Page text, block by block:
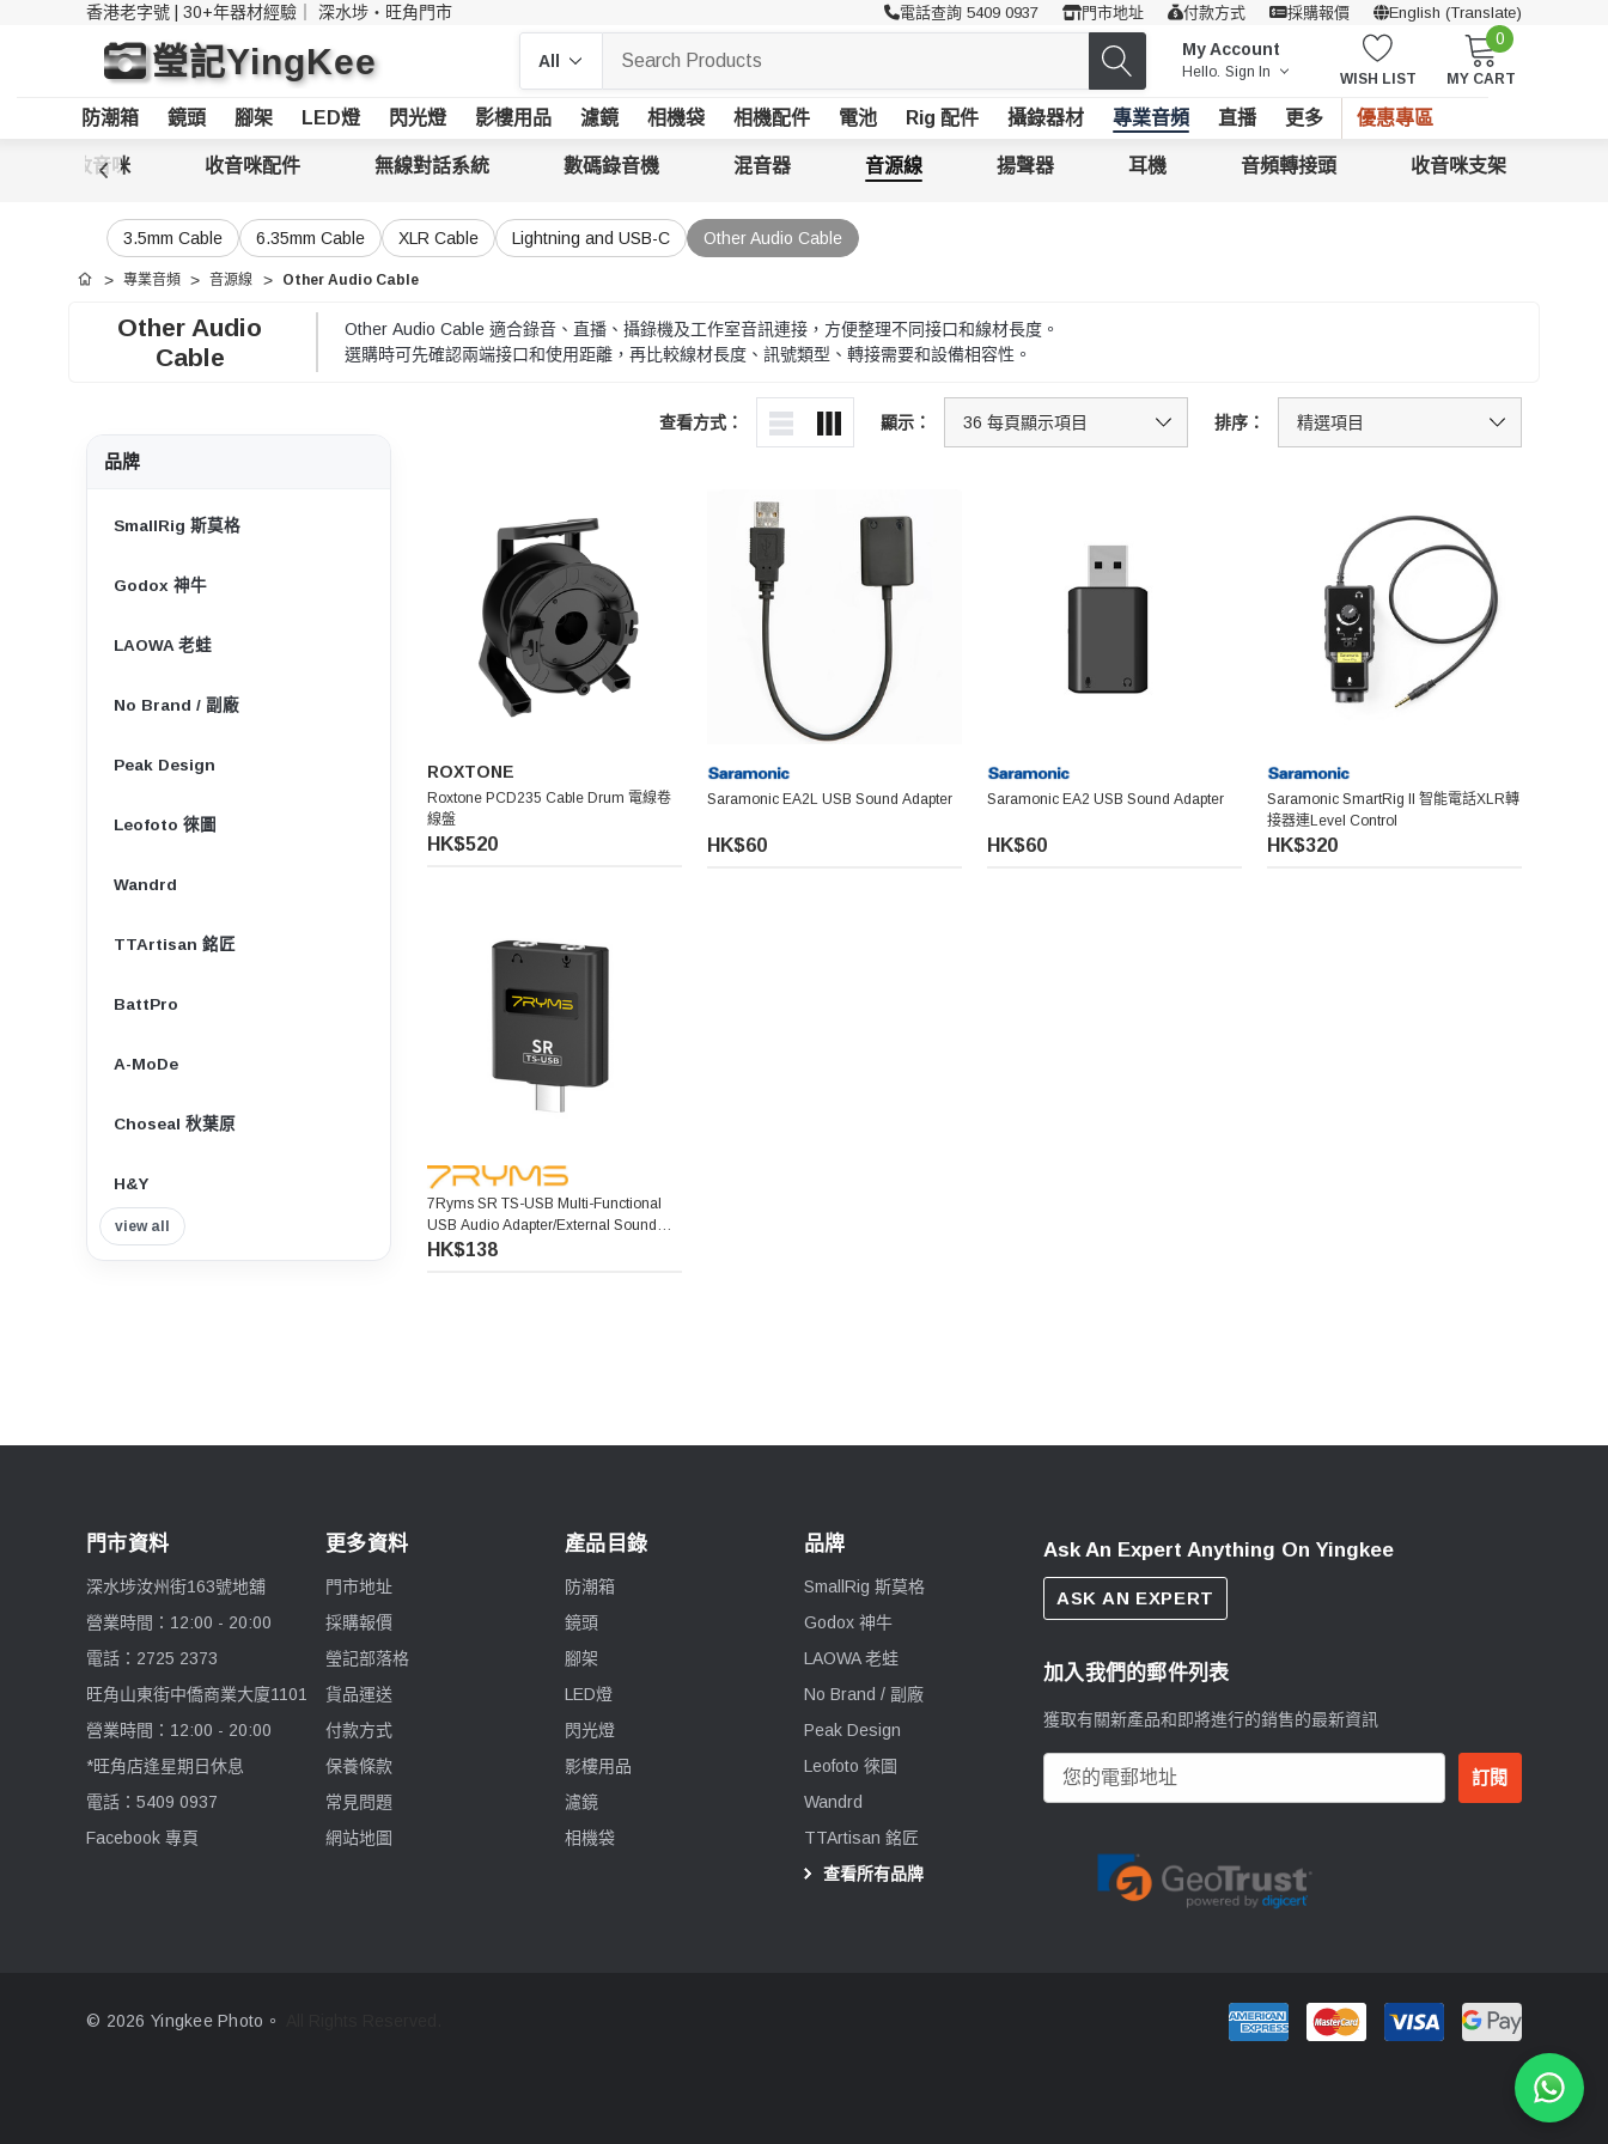
香港老字號 | 30+年器材經驗｜ 深水埗・旺角門市 電話查詢 5409 0937 門市地址 付款方式 採購報價 English (Translate)
瑩記YingKee My Account
Hello. Sign In WISH LIST
0
MY CART
防潮箱 鏡頭 腳架 LED燈 閃光燈 影樓用品 濾鏡 相機袋 相機配件 電池 Rig 配件 攝錄器材 專業音頻 直播 更多 優惠專區
廣播收音咪 收音咪配件 無線對話系統 數碼錄音機 混音器 音源線 揚聲器 耳機 音頻轉接頭 收音咪支架
3.5mm Cable 6.35mm Cable XLR Cable Lightning and USB-C Other Audio Cable
首頁 專業音頻 音源線 Other Audio Cable
Other Audio
Cable
Other Audio Cable 適合錄音、直播、攝錄機及工作室音訊連接，方便整理不同接口和線材長度。
選購時可先確認兩端接口和使用距離，再比較線材長度、訊號類型、轉接需要和設備相容性。
查看方式： 顯示： 排序：
品牌
SmallRig 斯莫格
Godox 神牛
LAOWA 老蛙
No Brand / 副廠
Peak Design
Leofoto 徠圖
Wandrd
TTArtisan 銘匠
BattPro
A-MoDe
Choseal 秋葉原
H&Y
Insta360
Nitecore
Benro 百諾
Pelican
Blackmagic Design
Saramonic 楓笛
view all
ROXTONE
Roxtone PCD235 Cable Drum 電線卷
線盤
HK$520
Saramonic EA2L USB Sound Adapter
HK$60
Saramonic EA2 USB Sound Adapter
HK$60
Saramonic SmartRig II 智能電話XLR轉
接器連Level Control
HK$320
7Ryms SR TS-USB Multi-Functional
USB Audio Adapter/External Sound
Card
HK$138
門市資料
深水埗汝州街163號地舖
營業時間：12:00 - 20:00
電話：2725 2373
旺角山東街中僑商業大廈1101
營業時間：12:00 - 20:00
*旺角店逢星期日休息
電話：5409 0937
Facebook 專頁
更多資料
門市地址
採購報價
瑩記部落格
貨品運送
付款方式
保養條款
常見問題
網站地圖
產品目錄
防潮箱
鏡頭
腳架
LED燈
閃光燈
影樓用品
濾鏡
相機袋
品牌
SmallRig 斯莫格
Godox 神牛
LAOWA 老蛙
No Brand / 副廠
Peak Design
Leofoto 徠圖
Wandrd
TTArtisan 銘匠
查看所有品牌
Ask An Expert Anything On Yingkee
ASK AN EXPERT
加入我們的郵件列表
獲取有關新產品和即將進行的銷售的最新資訊
郵
© 2026 Yingkee Photo。